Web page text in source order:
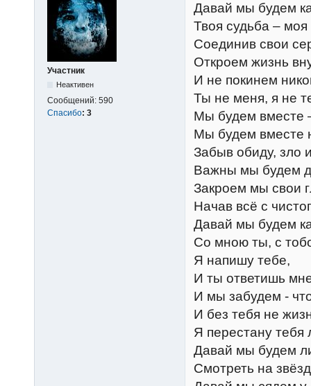
Участник
Неактивен
Сообщений: 590
Спасибо: 3
Давай мы будем
Твоя судьба – моя
Соединив свои
Откроем жизнь
И не покинем
Ты не меня, я не
Мы будем вместе
Мы будем вместе
Забыв обиду, зло и
Важны мы будем
Закроем мы свои
Начав всё с
Давай мы будем
Со мною ты, с
Я напишу тебе,
И ты ответишь
И мы забудем -
И без тебя не
Я перестану тебя
Давай мы будем
Смотреть на